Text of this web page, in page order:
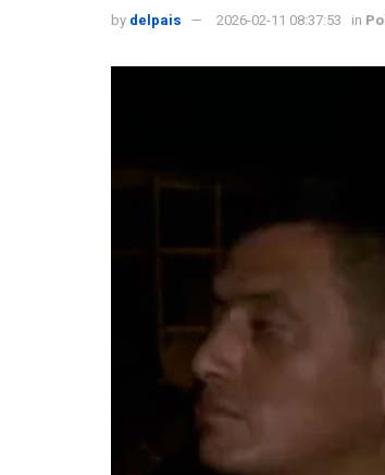
by delpais 2026-02-11 08:37:53 in